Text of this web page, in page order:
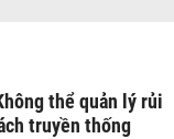
thể quản lý rủi
truyền thống